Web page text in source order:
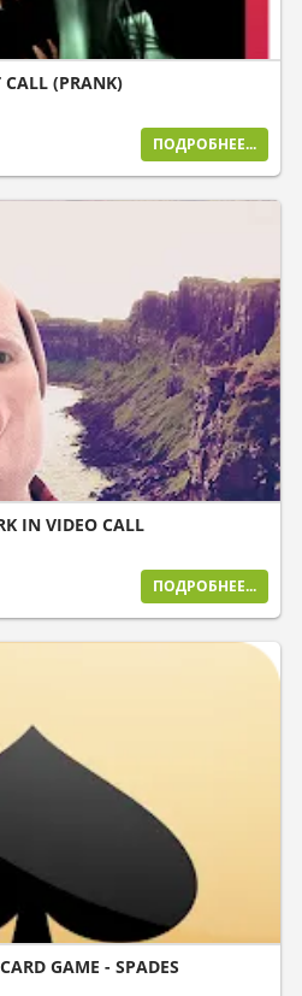
CALL (PRANK)
ПОДРОБНЕЕ...
IN VIDEO CALL
ПОДРОБНЕЕ...
GAME - SPADES